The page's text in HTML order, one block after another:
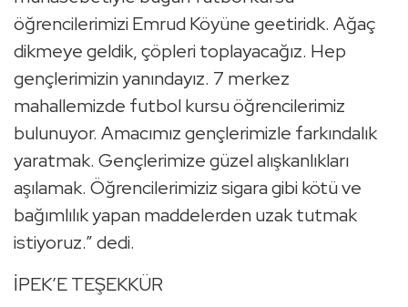
öğrencilerimizi Emrud Köyüne geetiridk. Ağaç
dikmeye geldik, çöpleri toplayacağız. Hep
gençlerimizin yanındayız. 7 merkez
mahallemizde futbol kursu öğrencilerimiz
bulunuyor. Amacımız gençlerimizle farkındalık
yaratmak. Gençlerimize güzel alışkanlıkları
aşılamak. Öğrencilerimiziz sigara gibi kötü ve
bağımlılık yapan maddelerden uzak tutmak
istiyoruz.” dedi.
İPEK’E TEŞEKKÜR